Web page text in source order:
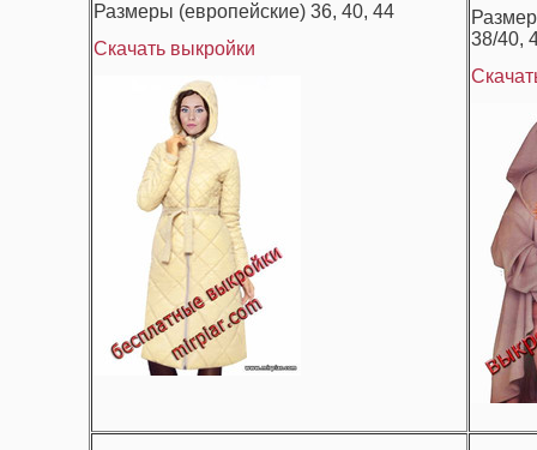
Размеры (европейские) 36, 40, 44
Скачать выкройки
38/40,